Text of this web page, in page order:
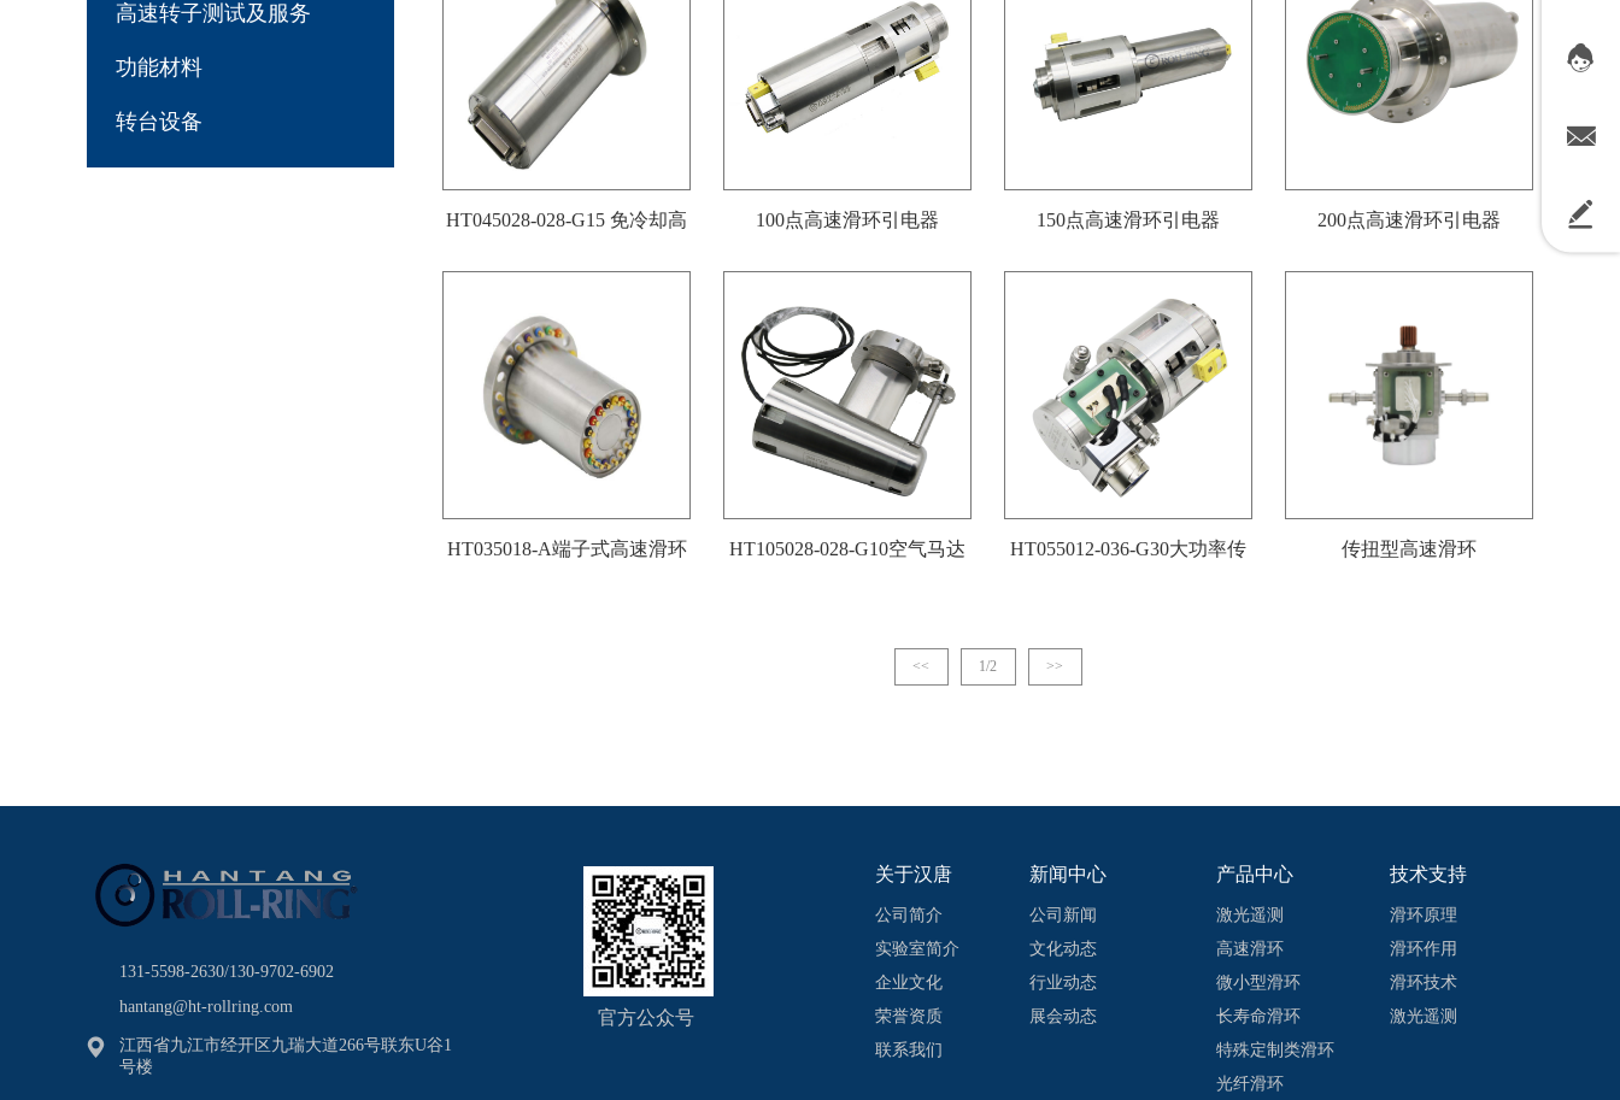
高速转子测试及服务
功能材料
转台设备
HT045028-028-G15 免冷却高
100点高速滑环引电器 150点高速滑环引电器 200点高速滑环引电器
HT035018-A端子式高速滑环
HT105028-028-G10空气马达
HT055012-036-G30大功率传
传扭型高速滑环
<< 1/2 >>
关于汉唐
公司简介
实验室简介
企业文化
荣誉资质
联系我们
新闻中心
公司新闻
文化动态
行业动态
展会动态
产品中心
激光遥测
高速滑环
微小型滑环
长寿命滑环
特殊定制类滑环
光纤滑环
技术支持
滑环原理
滑环作用
滑环技术
激光遥测
131-5598-2630/130-9702-6902
hantang@ht-rollring.com
江西省九江市经开区九瑞大道266号联东U谷1
号楼
官方公众号